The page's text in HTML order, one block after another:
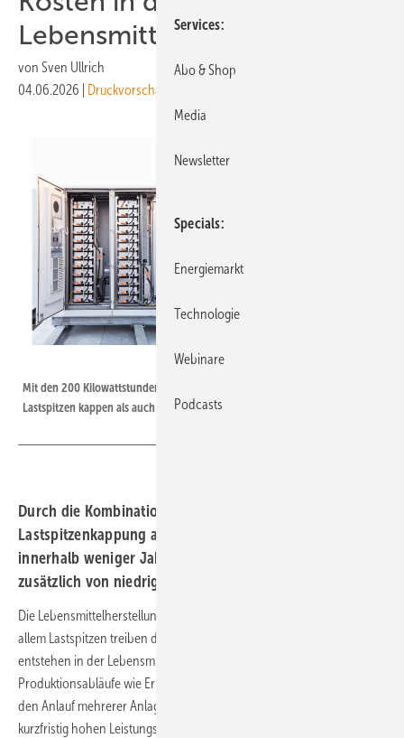
Lebensmittelindustrie
von Sven Ullrich
04.06.2026
Druckvorschau
Mit den 200 Kilowattstunden Volumen kann der Speicher sowohl
Lastspitzen kappen als auch Geld an der Börse verdienen.
Durch die Kombination aus Arbitragehandel und
Lastspitzenkappung amortisieren sich die Speicher
innerhalb weniger Jahre. Die Unternehmen profitieren
zusätzlich von niedrigen Energiekosten.
Die Lebensmittelherstellung ist ein energieintensives Unterfangen. Vor
allem Lastspitzen treiben die Energiekosten nach oben. Diese
entstehen in der Lebensmittelindustrie durch typische
Produktionsabläufe wie Erhitzen, Reinigen, Abfüllen, Verpacken oder
den Anlauf mehrerer Anlagen in kurzen Zeitfenstern. Das führt zu
kurzfristig hohen Leistungsspitzen im Strombezug, die sich unmittelbar
Services
Abo & Shop
Media
Newsletter
Specials
Energiemarkt
Technologie
Webinare
Podcasts